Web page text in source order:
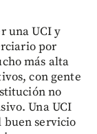
una UCI y
por
más alta
con gente
no
Una UCI
buen servicio